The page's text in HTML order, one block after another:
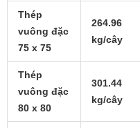
Thép
vuông đặc
75 x 75
264.96
kg/cây
Thép
vuông đặc
80 x 80
301.44
kg/cây